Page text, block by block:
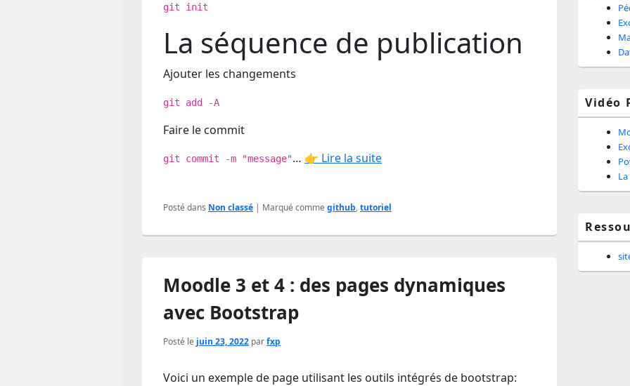
git init
La séquence de publication
Ajouter les changements
git add -A
Faire le commit
git commit -m "message"… 👉 Lire la suite
Posté dans Non classé | Marqué comme github,tutoriel
Moodle 3 et 4 : des pages dynamiques
avec Bootstrap
Posté le juin 23, 2022 parfxp
Voici un exemple de page utilisant les outils intégrés de bootstrap:
Vidéo